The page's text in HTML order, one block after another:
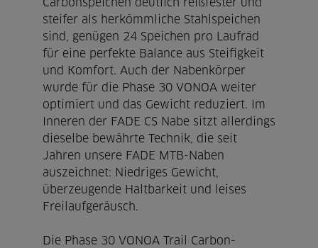
Carbonspeichen deutlich reißfester und
steifer als herkömmliche Stahlspeichen
sind, genügen 24 Speichen pro Laufrad
für eine perfekte Balance aus Steifigkeit
und Komfort. Auch der Nabenkörper
wurde für die Phase 30 VONOA weiter
optimiert und das Gewicht reduziert. Im
Inneren der FADE CS Nabe sitzt allerdings
dieselbe bewährte Technik, die seit
Jahren unsere FADE MTB-Naben
auszeichnet: Niedriges Gewicht,
überzeugende Haltbarkeit und leises
Freilaufgeräusch.
Die Phase 30 VONOA Trail Carbon-